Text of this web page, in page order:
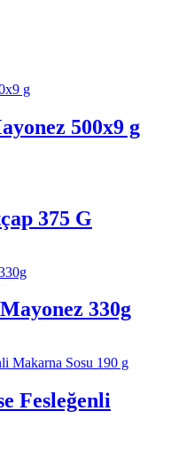
500x9 g
375 G
330g
Fesleğenli